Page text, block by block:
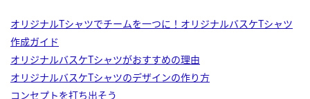
オリジナルTシャツでチームを一つに！オリジナルバスケTシャツ
作成ガイド
オリジナルバスケTシャツがおすすめの理由
オリジナルバスケTシャツのデザインの作り方
コンセプトを打ち出そう